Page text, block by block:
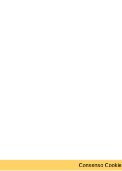
Consenso Cookie